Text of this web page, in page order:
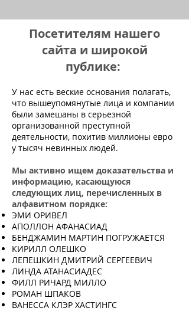
Посетителям нашего
сайта и широкой
публике:
У нас есть веские основания полагать,
что вышеупомянутые лица и компании
были замешаны в серьезной
организованной преступной
деятельности, похитив миллионы евро
у тысяч невинных людей.
Мы активно ищем доказательства и
информацию, касающуюся
следующих лиц, перечисленных в
алфавитном порядке:
ЭМИ ОРИВЕЛ
АПОЛЛОН АФАНАСИАД
БЕНДЖАМИН МАРТИН ПОГРУЖАЕТСЯ
КИРИЛЛ ОЛЕШКО
ЛЕПЕШКИН ДМИТРИЙ СЕРГЕЕВИЧ
ЛИНДА АТАНАСИАДЕС
ФИЛЛ РИЧАРД МИЛЛО
РОМАН ШПАКОВ
ВАНЕССА КЛЭР ХАСТИНГС